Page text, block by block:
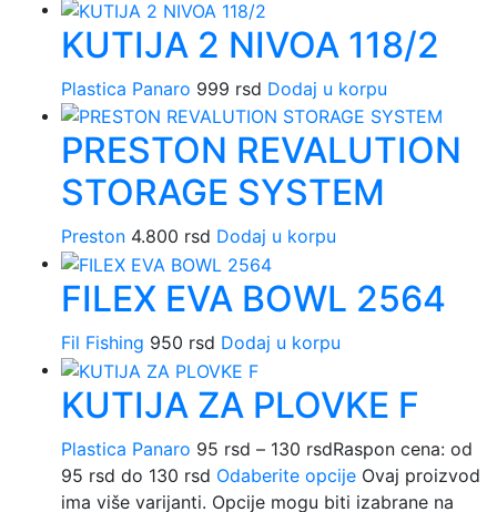
KUTIJA 2 NIVOA 118/2
Plastica Panaro 999 rsd Dodaj u korpu
PRESTON REVALUTION
STORAGE SYSTEM
Preston 4.800 rsd Dodaj u korpu
FILEX EVA BOWL 2564
Fil Fishing 950 rsd Dodaj u korpu
KUTIJA ZA PLOVKE F
Plastica Panaro 95 rsd – 130 rsdRaspon cena: od
95 rsd do 130 rsd Odaberite opcije Ovaj proizvod
ima više varijanti. Opcije mogu biti izabrane na